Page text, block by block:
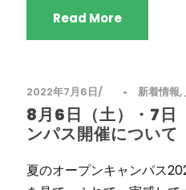
Read More
2022年7月6日 • 新着情報,
8月6日（土）・7日
ンパス開催について
夏のオープンキャンパス